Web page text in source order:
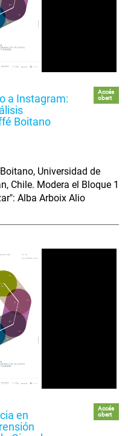
a Instagram:
Boitano
Accés
obert
Universidad de
Chile. Modera el Bloque 1
Alba Arboix Alio
en
Accés
obert